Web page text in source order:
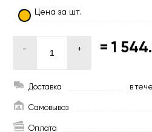
Цена за шт.
- + = 1
Доставка в
Самовывоз
Оплата